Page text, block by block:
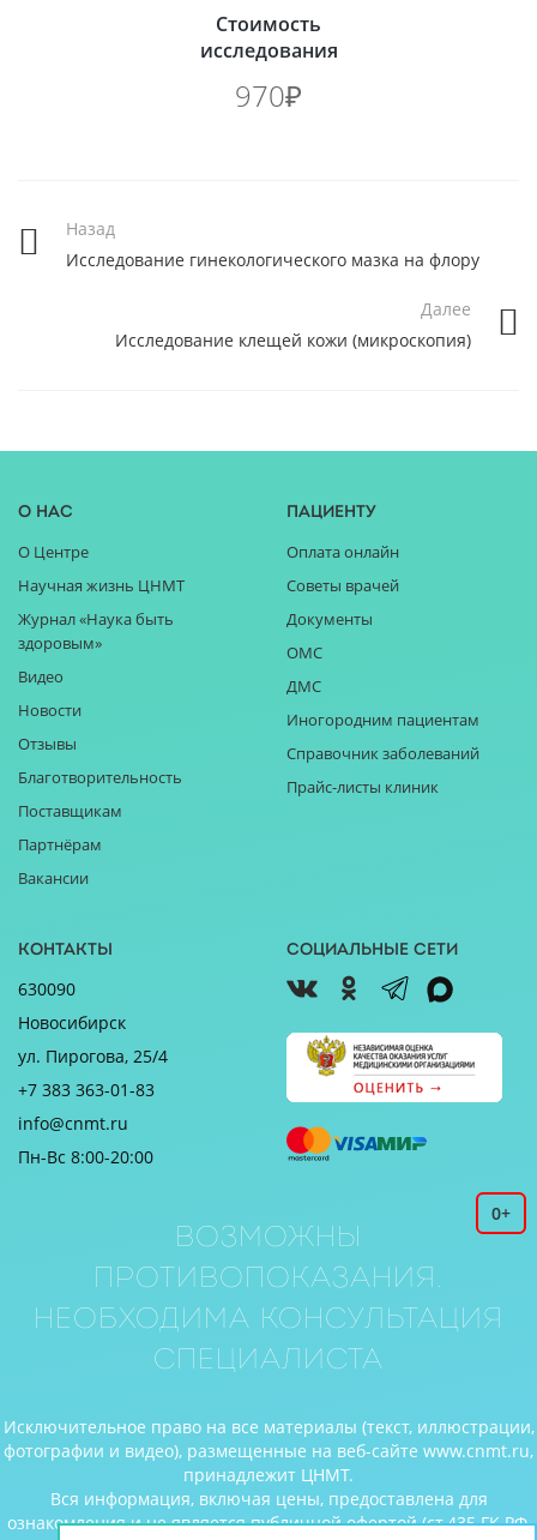
Стоимость
исследования
970₽
Назад
Исследование гинекологического мазка на флору
Далее
Исследование клещей кожи (микроскопия)
О нас
О Центре
Научная жизнь ЦНМТ
Журнал «Наука быть
здоровым»
Видео
Новости
Отзывы
Благотворительность
Поставщикам
Партнёрам
Вакансии
Пациенту
Оплата онлайн
Советы врачей
Документы
ОМС
ДМС
Иногородним пациентам
Справочник заболеваний
Прайс-листы клиник
Контакты
630090
Новосибирск
ул. Пирогова, 25/4
+7 383 363-01-83
info@cnmt.ru
Пн-Вс 8:00-20:00
Социальные сети
0+
Возможны
противопоказания.
Необходима консультация
специалиста
Исключительное право на все материалы (текст, иллюстрации,
фотографии и видео), размещенные на веб-сайте www.cnmt.ru,
принадлежит ЦНМТ.
Вся информация, включая цены, предоставлена для
ознакомления и не является публичной офертой (ст.435 ГК РФ,